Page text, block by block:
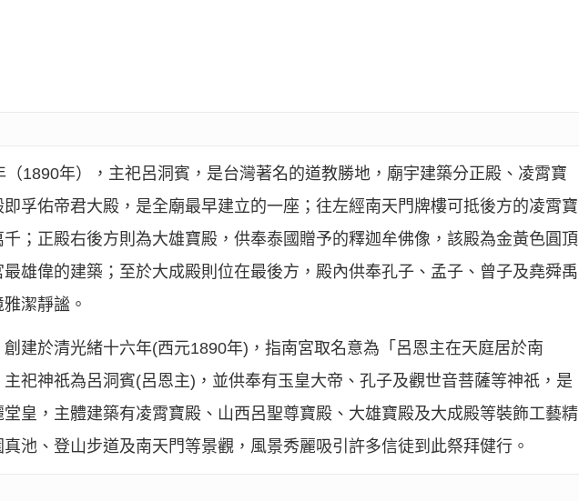
1890年），主祀呂洞賓，是台灣著名的道教勝地，廟宇建築分正殿、凌霄寶
孚佑帝君大殿，是全廟最早建立的一座；往左經南天門牌樓可抵後方的凌霄寶
；正殿右後方則為大雄寶殿，供奉泰國贈予的釋迦牟佛像，該殿為金黃色圓頂
雄偉的建築；至於大成殿則位在最後方，殿內供奉孔子、孟子、曾子及堯舜禹
潔靜謐。
建於清光緒十六年(西元1890年)，指南宮取名意為「呂恩主在天庭居於南
祀神祇為呂洞賓(呂恩主)，並供奉有玉皇大帝、孔子及觀世音菩薩等神祇，是
皇，主體建築有凌霄寶殿、山西呂聖尊寶殿、大雄寶殿及大成殿等裝飾工藝精
池、登山步道及南天門等景觀，風景秀麗吸引許多信徒到此祭拜健行。